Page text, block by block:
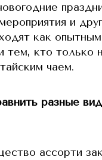
и
как опытным
тем, кто только
чаем.
разные
ассорти